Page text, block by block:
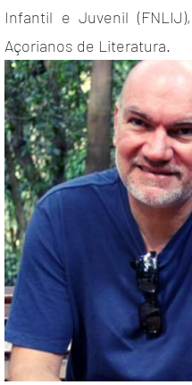
Infantil e Juvenil
Açorianos de Literatura.